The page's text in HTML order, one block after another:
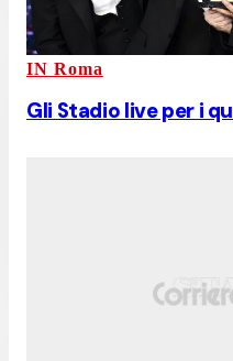
IN Roma
Gli Stadio live per i